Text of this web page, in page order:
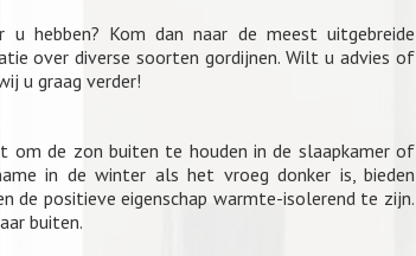
hebben? Kom dan naar de meest uitgebreide
over diverse soorten gordijnen. Wilt u advies of
u graag verder!
om de zon buiten te houden in de slaapkamer of
in de winter als het vroeg donker is, bieden
de positieve eigenschap warmte-isolerend te zijn.
buiten.